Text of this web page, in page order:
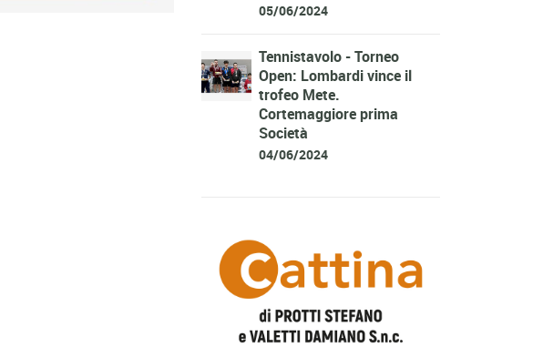
05/06/2024
Tennistavolo - Torneo
Open: Lombardi vince il
trofeo Mete.
Cortemaggiore prima
Società
04/06/2024